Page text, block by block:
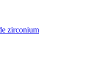
zirconium